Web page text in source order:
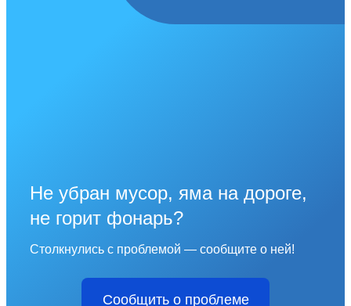
Не убран мусор, яма на дороге,
не горит фонарь?
Столкнулись с проблемой — сообщите о ней!
Сообщить о проблеме